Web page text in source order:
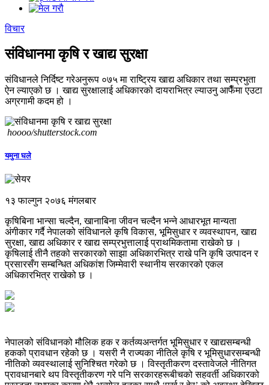
विचार
संविधानमा कृषि र खाद्य सुरक्षा
संविधानले निर्दिष्ट गरेअनुरूप ०७५ मा राष्ट्रिय खाद्य अधिकार तथा सम्प्रभुता
ऐन ल्याएको छ । खाद्य सुरक्षालाई अधिकारको दायराभित्र ल्याउनु आफैँमा एउटा
अग्रगामी कदम हो ।
hoooo/shutterstock.com
यमुना घले
१३ फाल्गुन २०७६ मंगलबार
कृषिबिना भान्सा चल्दैन, खानाबिना जीवन चल्दैन भन्‍ने आधारभूत मान्यता
अंगीकार गर्दै नेपालको संविधानले कृषि विकास, भूमिसुधार र व्यवस्थापन, खाद्य
सुरक्षा, खाद्य अधिकार र खाद्य सम्प्रभुत्तालाई प्राथमिकतामा राखेको छ ।
कृषिलाई तीनै तहको सरकारको साझा अधिकारभित्र राखे पनि कृषि उत्पादन र
प्रसारसँग सम्बन्धित अधिकांश जिम्मेवारी स्थानीय सरकारको एकल
अधिकारभित्र राखेको छ ।
नेपालको संविधानको मौलिक हक र कर्तव्यअन्तर्गत भूमिसुधार र खाद्यसम्बन्धी
हकको प्रावधान रहेको छ । यसरी नै राज्यका नीतिले कृषि र भूमिसुधारसम्बन्धी
नीतिको व्यवस्थालाई सुनिश्चित गरेको छ । विस्तृतीकरण दस्तावेजले नीतिगत
प्रावधानबारे थप विस्तृतीकरण गरे पनि सरकारहरूबीचको सहवर्ती अधिकारको